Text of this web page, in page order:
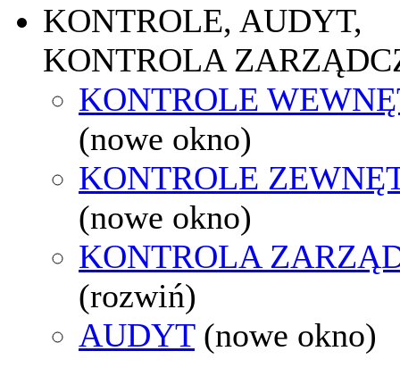
KONTROLE, AUDYT,
KONTROLA
KONTROLE
(nowe okno)
KONTROLE
(nowe okno)
KONTROLA
(rozwiń)
AUDYT (nowe okno)